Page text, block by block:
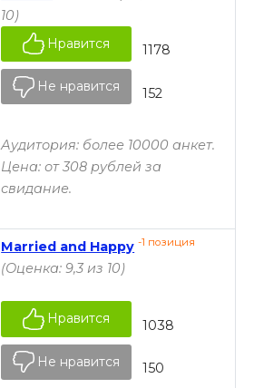
10)
Нравится
1178
Не нравится 152
Аудитория: более 10000 анкет.
Цена: от 308 рублей за
свидание.
Married and Happy -1 позиция
(Оценка: 9,3 из 10)
Нравится 1038
Не нравится 150